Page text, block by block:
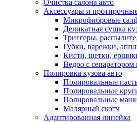
Очистка салона авто
Аксессуары и
Микрофибровые
Деликатная сушка
Триггеры,
Губки, варежки,
Кисти, щетки,
Ведро с
Полировка кузова авто
Полировальные
Полировальные
Полировальные
Малярный cкотч
Адаптированная линейка